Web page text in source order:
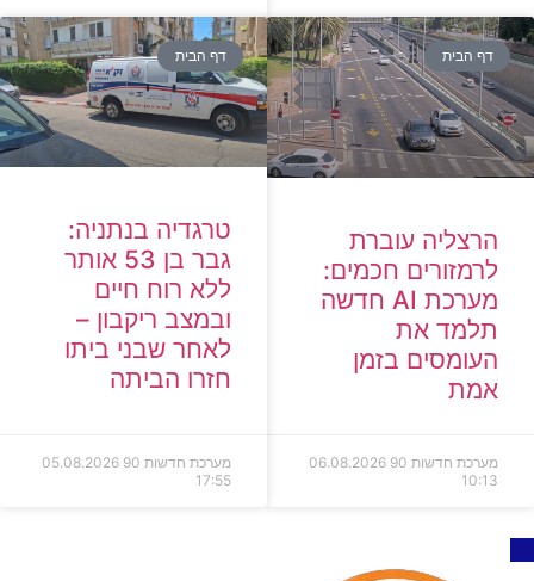
דף הבית
הרצליה עוברת
לרמזורים חכמים:
מערכת AI חדשה
תלמד את
העומסים בזמן
אמת
מערכת חדשות 90
06.08.2026
10:13
דף הבית
טרגדיה בנתניה:
גבר בן 53 אותר
ללא רוח חיים
ובמצב ריקבון –
לאחר שבני ביתו
חזרו הביתה
מערכת חדשות 90
05.08.2026
17:55